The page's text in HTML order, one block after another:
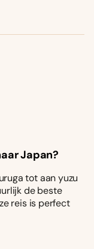
Japan?
tot aan yuzu
de beste
reis is perfect